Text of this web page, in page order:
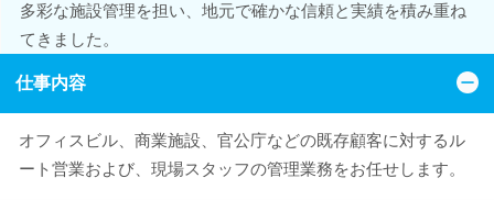
多彩な施設管理を担い、地元で確かな信頼と実績を積み重ね
てきました。
仕事内容
オフィスビル、商業施設、官公庁などの既存顧客に対するル
ート営業および、現場スタッフの管理業務をお任せします。